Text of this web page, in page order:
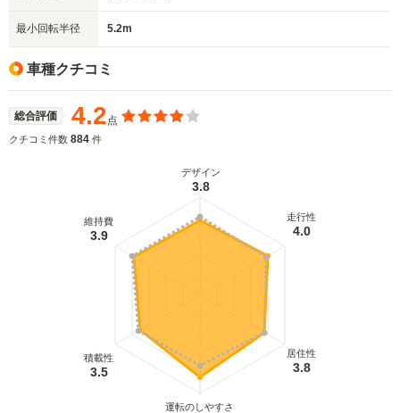
最小回転半径 5.2m
車種クチコミ
総合評価 4.2点
クチコミ件数 884 件
デザイン
3.8
走行性
4.0
居住性
3.8
運転のしやすさ
積載性
3.5
維持費
3.9